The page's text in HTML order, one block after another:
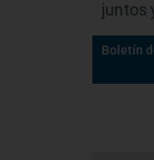
juntos
Boletín